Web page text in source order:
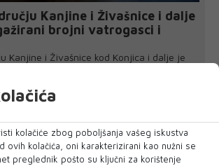
Kanjine i Živašnice i dalje
brojni vatrogasci i
Kanjine i Živašnice kod Konjica i dalje je
kolačiće zbog poboljšanja vašeg iskustva
ovih kolačića, oni karakterizirani kao nužni se
preglednik pošto su ključni za korištenje